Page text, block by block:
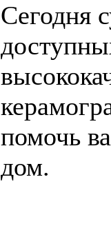
Сегодня
помочь
дом.